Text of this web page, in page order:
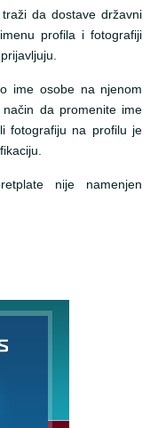
da dostave državni
profila i fotografiji
ime osobe na njenom
da promenite ime
fotografiju na profilu je
nije namenjen